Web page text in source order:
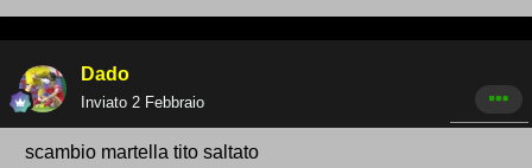
Dado
Inviato 2 Febbraio
scambio martella tito saltato